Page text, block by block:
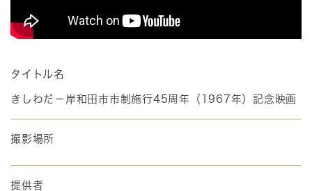
タイトル名
きしわだ－岸和田市市制施行45周年（1967年）記念映画
撮影場所
提供者